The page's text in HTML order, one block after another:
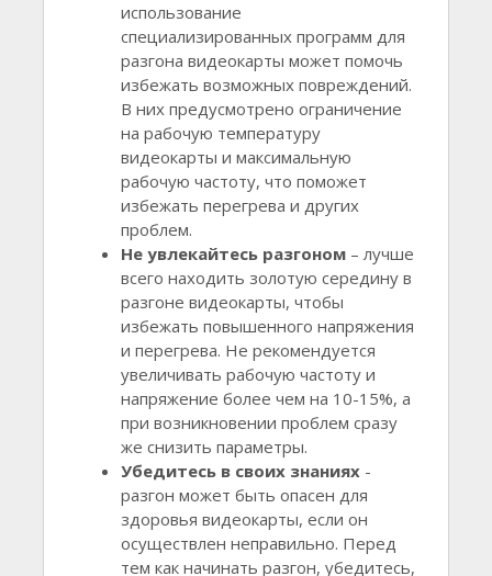
использование
специализированных программ для
разгона видеокарты может помочь
избежать возможных повреждений.
В них предусмотрено ограничение
на рабочую температуру
видеокарты и максимальную
рабочую частоту, что поможет
избежать перегрева и других
проблем.
Не увлекайтесь разгоном – лучше
всего находить золотую середину в
разгоне видеокарты, чтобы
избежать повышенного напряжения
и перегрева. Не рекомендуется
увеличивать рабочую частоту и
напряжение более чем на 10-15%, а
при возникновении проблем сразу
же снизить параметры.
Убедитесь в своих знаниях -
разгон может быть опасен для
здоровья видеокарты, если он
осуществлен неправильно. Перед
тем как начинать разгон, убедитесь,